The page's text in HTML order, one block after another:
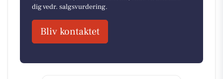
dig vedr. salgsvurdering.
Bliv kontaktet